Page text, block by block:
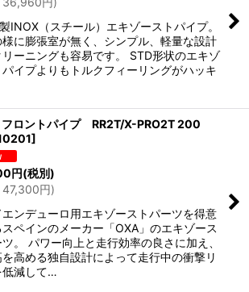
INOX（スチール）エキゾーストパイプ。
に膨張室が無く、シンプル、軽量な設計
リーニングも容易です。 STD形状のエキゾ
パイプよりもトルクフィーリングがハッキ
ロントパイプ RR2T/X-PRO2T 200
]
円(税別)
47,300円)
ンデューロ用エキゾーストパーツを得意
スペインのメーカー「OXA」のエキゾース
ツ。 パワー向上と走行効率の良さに加え、
高める独自設計によって走行中の衝撃リ
低減して…